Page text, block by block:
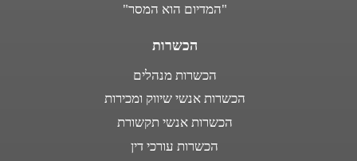
"המדיום הוא המסר"
הכשרות
הכשרות מנהלים
הכשרות אנשי שיווק ומכירות
הכשרות אנשי תקשורת
הכשרות עורכי דין